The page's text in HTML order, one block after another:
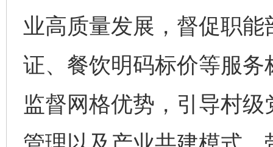
业高质量发展，督促职
证、餐饮明码标价等服务
监督网格优势，引导村